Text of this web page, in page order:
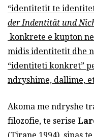
“identitetit te
der Indentität und
konkrete e kupton
midis identitetit dhe
“identiteti konkret”
ndryshime, dallime,
Akoma me ndryshe
filozofie, te serise